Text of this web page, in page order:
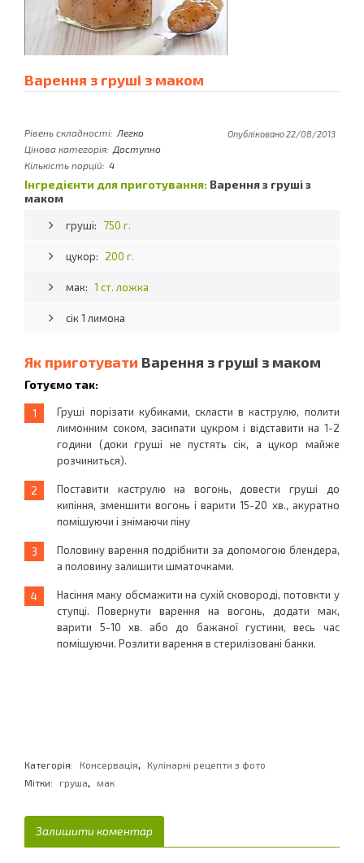
Варення з груші з маком
Рівень складності: Легко
Цінова категорія: Доступно
Кількість порцій: 4
Опубліковано 22/08/2013
Інгредієнти для приготування: Варення з груші з
маком
груші: 750 г.
цукор: 200 г.
мак: 1 ст. ложка
сік 1 лимона
Як приготувати Варення з груші з маком
Готуємо так:
Груші порізати кубиками, скласти в каструлю, полити
лимонним соком, засипати цукром і відставити на 1-2
години (доки груші не пустять сік, а цукор майже
розчиниться).
Поставити каструлю на вогонь, довести груші до
кипіння, зменшити вогонь і варити 15-20 хв., акуратно
помішуючи і знімаючи піну
Половину варення подрібнити за допомогою блендера,
а половину залишити шматочками.
Насіння маку обсмажити на сухій сковороді, потовкти у
ступці. Повернути варення на вогонь, додати мак,
варити 5-10 хв. або до бажаної густини, весь час
помішуючи. Розлити варення в стерилізовані банки.
Категорія: Консервація,
Кулінарні рецепти з фото
Мітки:
груша, мак
Залишити коментар